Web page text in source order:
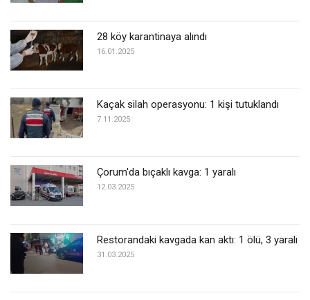
28 köy karantinaya alındı
16.01.2025
Kaçak silah operasyonu: 1 kişi tutuklandı
7.11.2025
Çorum'da bıçaklı kavga: 1 yaralı
12.03.2025
Restorandaki kavgada kan aktı: 1 ölü, 3 yaralı
31.03.2025